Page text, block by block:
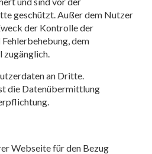
geschützt. Außer dem Nutzer
der Kontrolle der
dem
zugänglich.
an Dritte.
die Datenübermittlung
Webseite für den Bezug